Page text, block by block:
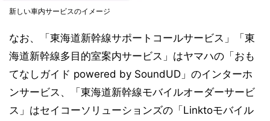
新しい車内サービスのイメージ
なお、「東海道新幹線サポートコールサービス」「東
海道新幹線多目的室案内サービス」はヤマハの「おも
てなしガイド powered by SoundUD」のインターホ
ンサービス、「東海道新幹線モバイルオーダーサービ
ス」はセイコーソリューションズの「Linktoモバイル